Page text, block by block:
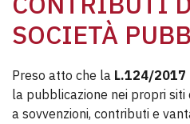
SOCIETÀ
Preso atto che la L.124/2017
la pubblicazione nei propri
a sovvenzioni, contributi e